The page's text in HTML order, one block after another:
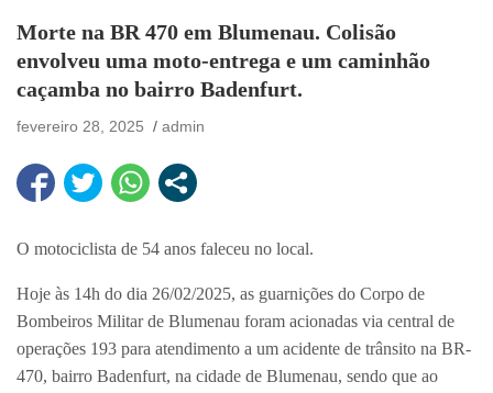
Morte na BR 470 em Blumenau. Colisão
envolveu uma moto-entrega e um caminhão
caçamba no bairro Badenfurt.
fevereiro 28, 2025 admin
O motociclista de 54 anos faleceu no local.
Hoje às 14h do dia 26/02/2025, as guarnições do Corpo de
Bombeiros Militar de Blumenau foram acionadas via central de
operações 193 para atendimento a um acidente de trânsito na BR-
470, bairro Badenfurt, na cidade de Blumenau, sendo que ao